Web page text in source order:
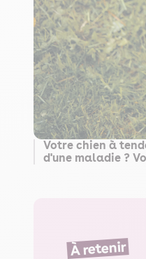
Votre chien à
d'une maladie ?
À retenir